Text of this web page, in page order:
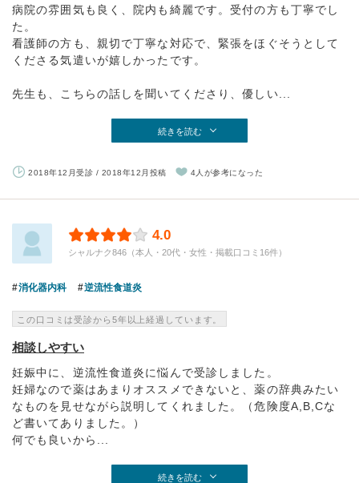
病院の雰囲気も良く、院内も綺麗です。受付の方も丁寧でし
た。
看護師の方も、親切で丁寧な対応で、緊張をほぐそうとして
くださる気遣いが嬉しかったです。
先生も、こちらの話しを聞いてくださり、優しい...
続きを読む
2018年12月受診 / 2018年12月投稿 4人が参考になった
4.0
シャルナク846（本人・20代・女性・掲載口コミ16件）
消化器内科 逆流性食道炎
この口コミは受診から5年以上経過しています。
相談しやすい
妊娠中に、逆流性食道炎に悩んで受診しました。
妊婦なので薬はあまりオススメできないと、薬の辞典みたい
なものを見せながら説明してくれました。（危険度A,B,Cな
ど書いてありました。）
何でも良いから...
続きを読む